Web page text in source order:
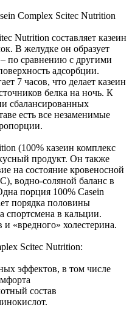
Complex Scitec Nutrition
Nutrition составляет казеин
В желудке он образует
по сравнению с другими
адсорбции.
7 часов, что делает казеин
белка на ночь. К
сбалансированных
есть все незаменимые
(100% казеин комплекс
продукт. Он также
на состояние кровеносной
водно-соляной баланс в
порция 100% Casein
порядка половины
спортсмена в кальции.
«вредного» холестерина.
Scitec Nutrition:
эффектов, в том числе
состав